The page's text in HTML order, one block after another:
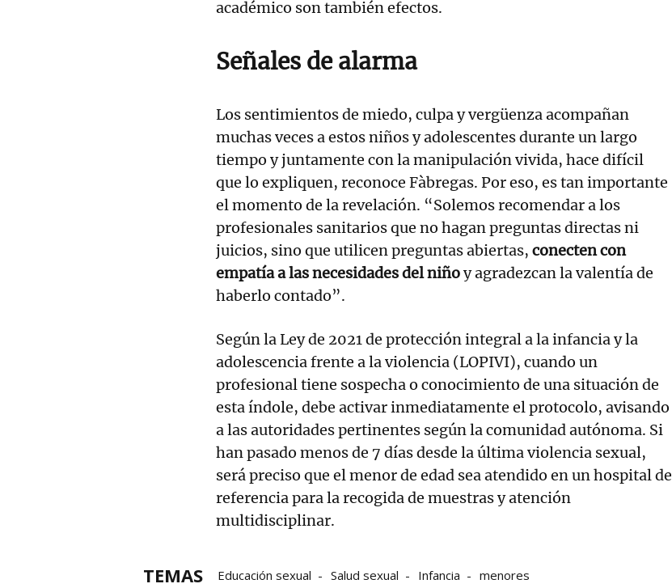
académico son también efectos.
Señales de alarma
Los sentimientos de miedo, culpa y vergüenza acompañan
muchas veces a estos niños y adolescentes durante un largo
tiempo y juntamente con la manipulación vivida, hace difícil
que lo expliquen, reconoce Fàbregas. Por eso, es tan importante
el momento de la revelación. “Solemos recomendar a los
profesionales sanitarios que no hagan preguntas directas ni
juicios, sino que utilicen preguntas abiertas, conecten con
empatía a las necesidades del niñoy agradezcan la valentía de
haberlo contado”.
Según la Ley de 2021 de protección integral a la infancia y la
adolescencia frente a la violencia (LOPIVI), cuando un
profesional tiene sospecha o conocimiento de una situación de
esta índole, debe activar inmediatamente el protocolo, avisando
a las autoridades pertinentes según la comunidad autónoma. Si
han pasado menos de 7 días desde la última violencia sexual,
será preciso que el menor de edad sea atendido en un hospital de
referencia para la recogida de muestras y atención
multidisciplinar.
TEMAS Educación sexual Salud sexual Infancia menores